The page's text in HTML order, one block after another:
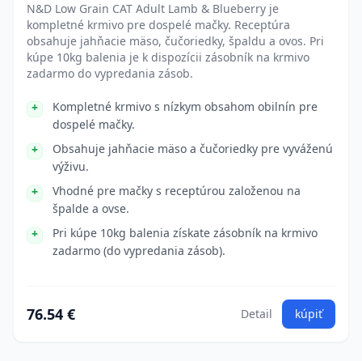
N&D Low Grain CAT Adult Lamb & Blueberry je
kompletné krmivo pre dospelé mačky. Receptúra
obsahuje jahňacie mäso, čučoriedky, špaldu a ovos. Pri
kúpe 10kg balenia je k dispozícii zásobník na krmivo
zadarmo do vypredania zásob.
Kompletné krmivo s nízkym obsahom obilnín pre
dospelé mačky.
Obsahuje jahňacie mäso a čučoriedky pre vyváženú
výživu.
Vhodné pre mačky s receptúrou založenou na
špalde a ovse.
Pri kúpe 10kg balenia získate zásobník na krmivo
zadarmo (do vypredania zásob).
76.54 € Detail kúpiť